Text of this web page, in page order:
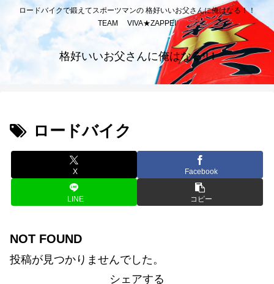
ロードバイクで鍛えてスポーツマンの 格好いいお父さんに俺はなる！！
TEAM VIVA★ZAPPEI
格好いいお父さんに俺はなる!! I
ロードバイク
X Facebook
LINE コピー
NOT FOUND
投稿が見つかりませんでした。
シェアする